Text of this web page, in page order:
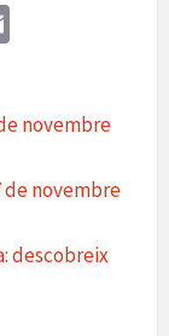
l novembre
de novembre
descobreix